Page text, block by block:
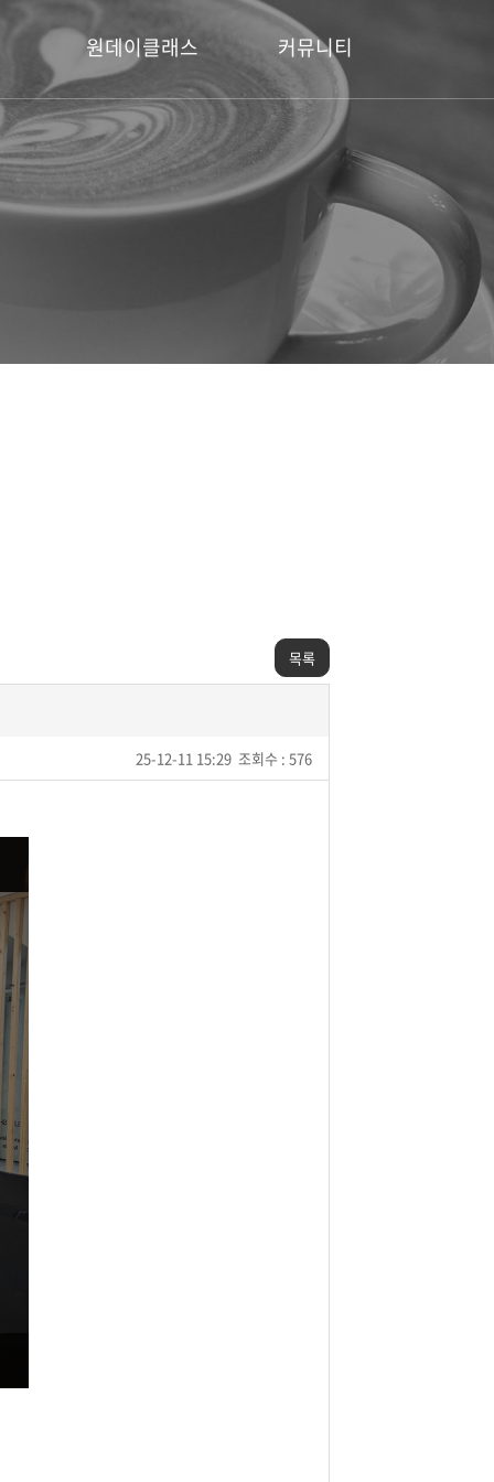
사
원데이클래스
다이아몬드반지 공방
커뮤니티
HJA 소식
수강후기
자주묻는 질문
목록
조회수 : 576
25-12-11 15:29